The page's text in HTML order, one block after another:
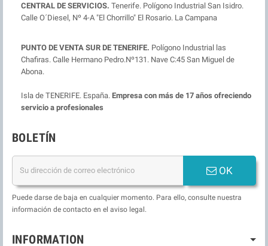
CENTRAL DE SERVICIOS. Tenerife. Polígono Industrial San Isidro.
Calle O´Diesel, Nº 4-A "El Chorrillo" El Rosario. La Campana
PUNTO DE VENTA SUR DE TENERIFE. Polígono Industrial las
Chafiras. Calle Hermano Pedro.Nº131. Nave C:45 San Miguel de
Abona.
Isla de TENERIFE. España. Empresa con más de 17 años ofreciendo
servicio a profesionales
BOLETÍN
OK
Puede darse de baja en cualquier momento. Para ello, consulte nuestra
información de contacto en el aviso legal.
INFORMATION